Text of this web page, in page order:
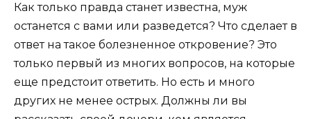
Как только правда станет известна, муж
останется с вами или разведется? Что сделает в
ответ на такое болезненное откровение? Это
только первый из многих вопросов, на которые
еще предстоит ответить. Но есть и много
других не менее острых. Должны ли вы